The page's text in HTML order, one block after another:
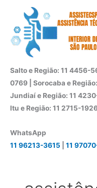
conteúdo
Salto e Região: 11 4456-
0769 | Sorocaba e
Jundiaí e Região: 11
Itu e Região: 11 2715-
WhatsApp
11 96213-3615
11